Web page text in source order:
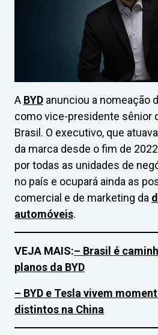
A BYD anunciou a nomeação
como vice-presidente sênior
Brasil. O executivo, que
da marca desde o fim de
por todas as unidades de
no país e ocupará ainda as
comercial e de marketing da
automóveis.
VEJA MAIS:– Brasil é
planos da BYD
– BYD e Tesla vivem
distintos na China